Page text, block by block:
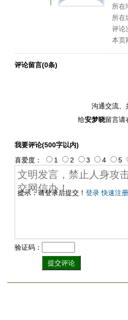
所在
所在
评论
本页
评论留言(0条)
沟通交流、
给安梦晓留言请
我要评论(500字以内)
提示：请登录后提交！ 登录 快速注册
喜爱度： 1 2 3 4 5
验证码：